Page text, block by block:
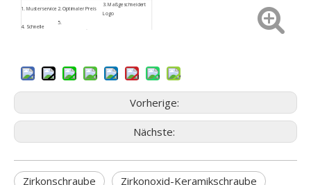
1. Musterservice2. Optimaler Preis
3.Maßgeschneidert
Logo
4. Schnelle
5.
Kundenspezifische
Vorherige:
Nächste:
Zirkonschraube
Zirkonoxid-Keramikschraube